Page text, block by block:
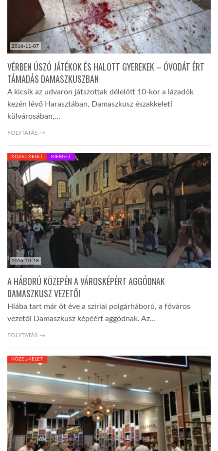
2016-11-07
VÉRBEN ÚSZÓ JÁTÉKOK ÉS HALOTT GYEREKEK – ÓVODÁT ÉRT
TÁMADÁS DAMASZKUSZBAN
A kicsik az udvaron játszottak délelőtt 10-kor a lázadók
kezén lévő Harasztában, Damaszkusz északkeleti
külvárosában,…
FOLYTATÁS →
2016-10-18
KÖZEL-KELET KIEMELT
A HÁBORÚ KÖZEPÉN A VÁROSKÉPÉRT AGGÓDNAK
DAMASZKUSZ VEZETŐI
Hiába tart már öt éve a szíriai polgárháború, a főváros
vezetői Damaszkusz képéért aggódnak. Az…
FOLYTATÁS →
KÖZEL-KELET